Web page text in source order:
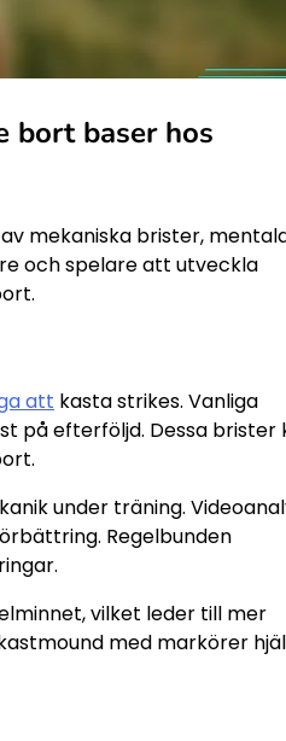
bort baser hos
mekaniska brister,
och spelare att utveckla
att kasta strikes. Vanliga
på efterföljd. Dessa brister
under träning.
Regelbunden
vilket leder till mer
med markörer